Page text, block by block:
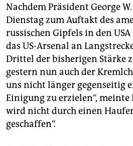
wahrheit
verlag
verlag
veranstaltungen
shop
fragen & hilfe
unterstützen
Nachdem Präsident George
Dienstag zum Auftakt des
russischen Gipfels in den
das US-Arsenal an
Drittel der bisherigen Stärke
gestern nun auch der
uns nicht länger gegenseitig
Einigung zu erzielen“, meinte
wird nicht durch einen
geschaffen“.